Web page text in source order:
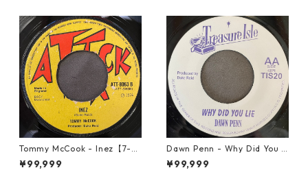
Tommy McCook - Inez【7-21
840】
¥99,999
Dawn Penn - Why Did You Li
e【7-21938】
¥99,999